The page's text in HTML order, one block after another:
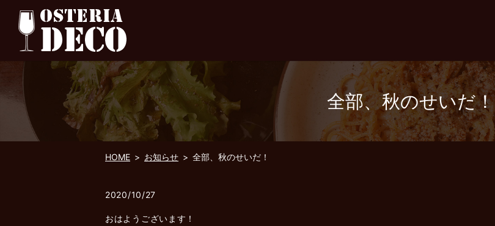
全部、秋のせいだ！
HOME お知らせ 全部、秋のせいだ！
2020/10/27
おはようございます！